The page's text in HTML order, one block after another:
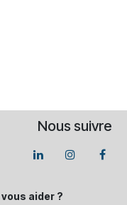
Nous suivre
aider ?